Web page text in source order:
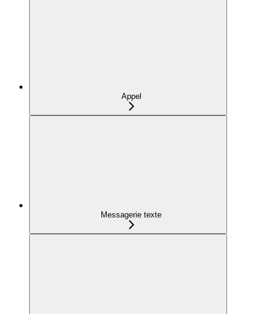
Appel
Messagerie texte